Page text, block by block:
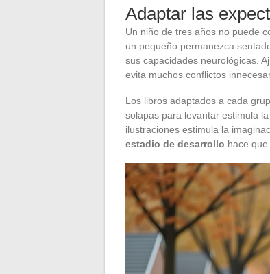
Adaptar las
Un niño de tres años no puede
un pequeño permanezca
sus capacidades neurológicas.
evita muchos conflictos
Los libros adaptados a cada
solapas para levantar estimula
ilustraciones estimula la
estadio de desarrollo hace